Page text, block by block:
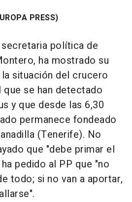
PRESS)
política de
ha mostrado su
situación del crucero
que se han detectado
y que desde las 6,30
permanece fondeado
(Tenerife). No
que "debe primar el
pedido al PP que "no
todo; si no van a aportar,